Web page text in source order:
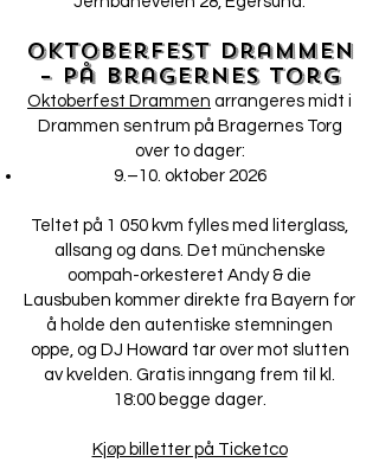
Oktoberfest Drammen
– på Bragernes Torg
Oktoberfest Drammen arrangeres midt i
Drammen sentrum på Bragernes Torg
over to dager:
9.–10. oktober 2026
Teltet på 1 050 kvm fylles med literglass,
allsang og dans. Det münchenske
oompah-orkesteret Andy & die
Lausbuben kommer direkte fra Bayern for
å holde den autentiske stemningen
oppe, og DJ Howard tar over mot slutten
av kvelden. Gratis inngang frem til kl.
18:00 begge dager.
Kjøp billetter på Ticketco